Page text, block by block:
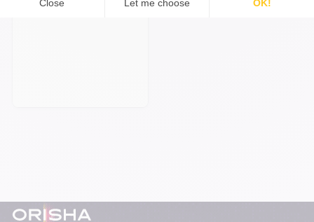
Pied-de-page